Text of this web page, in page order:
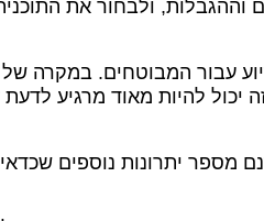
וההגבלות, ולבחור את
עבור המבוטחים. במקרה
יכול להיות מאוד מרגיע
מספר יתרונות נוספים